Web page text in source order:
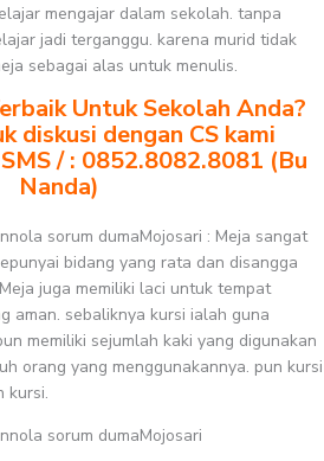
mengajar dalam sekolah. tanpa
jadi terganggu. karena murid tidak
sebagai alas untuk menulis.
Untuk Sekolah Anda?
diskusi dengan CS kami
/ : 0852.8082.8081 (Bu
Nanda)
sorum dumaMojosari : Meja sangat
bidang yang rata dan disangga
juga memiliki laci untuk tempat
aman. sebaliknya kursi ialah guna
memiliki sejumlah kaki yang digunakan
orang yang menggunakannya. pun kursi
kursi.
sorum dumaMojosari